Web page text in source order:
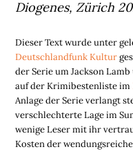
Diogenes, Zürich
Dieser Text wurde unter
Deutschlandfunk Kultur
der Serie um Jackson
auf der Krimibestenliste im
Anlage der Serie verlangt
verschlechterte Lage im
wenige Leser mit ihr
Kosten der